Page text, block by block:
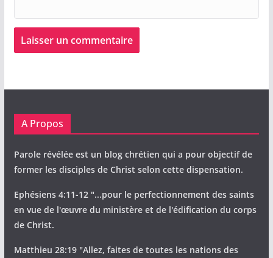
A Propos
Parole révélée est un blog chrétien qui a pour objectif de
former les disciples de Christ selon cette dispensation.
Ephésiens 4:11-12 "...pour le perfectionnement des saints
en vue de l'œuvre du ministère et de l'édification du corps
de Christ.
Matthieu 28:19 "Allez, faites de toutes les nations des